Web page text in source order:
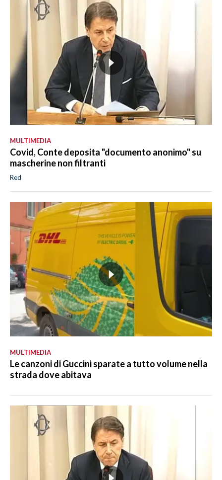
MULTIMEDIA
Covid, Conte deposita "documento anonimo" su
mascherine non filtranti
Red
MULTIMEDIA
Le canzoni di Guccini sparate a tutto volume nella
strada dove abitava